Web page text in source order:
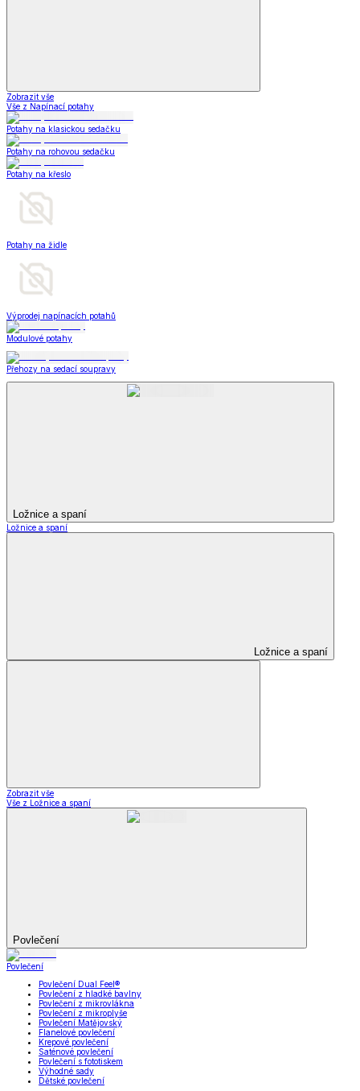
Zobrazit vše
Vše z Napínací potahy
Potahy na klasickou sedačku
Potahy na rohovou sedačku
Potahy na křeslo
Potahy na židle
Výprodej napínacích potahů
Modulové potahy
Přehozy na sedací soupravy
Ložnice a spaní
Ložnice a spaní
Ložnice a spaní
Zobrazit vše
Vše z Ložnice a spaní
Povlečení
Povlečení
Povlečení Dual Feel®
Povlečení z hladké bavlny
Povlečení z mikrovlákna
Povlečení z mikroplyše
Povlečení Matějovský
Flanelové povlečení
Krepové povlečení
Saténové povlečení
Povlečení s fototiskem
Výhodné sady
Dětské povlečení